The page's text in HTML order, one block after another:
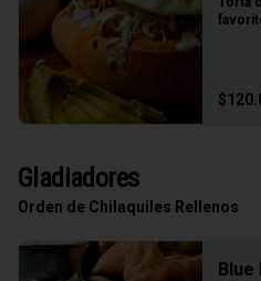
Gladiadores
Orden de Chilaquiles Rellenos
Blue